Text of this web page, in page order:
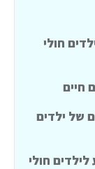
חולי
חיים
של ילדים
חולי